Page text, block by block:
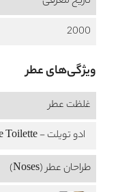
2000
ویژگی‌های عطر
غلظت عطر
ادو تویلت - Eau de Toilette
طراحان عطر (Noses)